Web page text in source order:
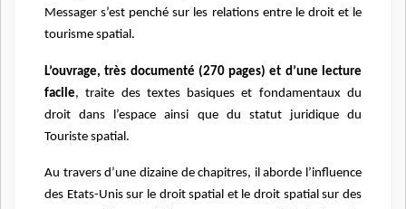
Messager s’est penché sur les relations entre le droit et le
tourisme spatial.
L’ouvrage, très documenté (270 pages) et d’une lecture
facile, traite des textes basiques et fondamentaux du
droit dans l’espace ainsi que du statut juridique du
Touriste spatial.
Au travers d’une dizaine de chapitres, il aborde l’influence
des Etats-Unis sur le droit spatial et le droit spatial sur des